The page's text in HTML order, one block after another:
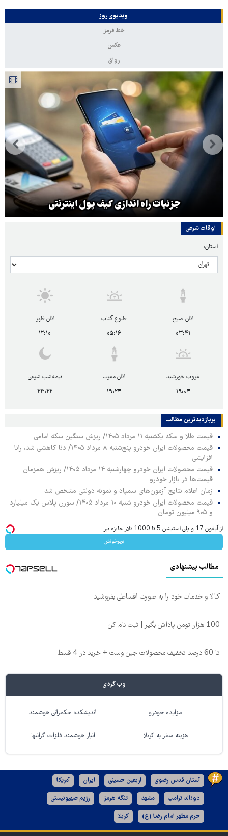
ویدیوی روز
خط قرمز
عکس
رواق
جزئیات راه اندازی کیف پول اینترنتی
اوقات شرعی
استان:
اذان صبح
۰۳:۴۱
طلوع آفتاب
۰۵:۱۶
اذان ظهر
۱۲:۱۰
غروب خورشید
۱۹:۰۴
اذان مغرب
۱۹:۲۴
نیمه‌شب شرعی
۲۳:۲۲
پربازدیدترین‌ مطالب
قیمت طلا و سکه یکشنبه ۱۱ مرداد ۱۴۰۵/ ریزش سنگین سکه امامی
قیمت محصولات ایران خودرو پنج‌شنبه ۸ مرداد ۱۴۰۵/ دنا کاهشی شد، رانا
افزایشی
قیمت محصولات ایران خودرو چهارشنبه ۱۴ مرداد ۱۴۰۵/ ریزش همزمان
قیمت‌ها در بازار خودرو
زمان اعلام نتایج آزمون‌های سمپاد و نمونه دولتی مشخص شد
قیمت محصولات ایران خودرو شنبه ۱۰ مرداد ۱۴۰۵/ سورن پلاس یک میلیارد
و ۹۰۵ میلیون تومان
از آیفون 17 و پلی استیشن 5 تا 1000 دلار جایزه ببر
بچرخونش
مطالب پیشنهادی
کالا و خدمات خود را به صورت اقساطی بفروشید
100 هزار تومن پاداش بگیر | ثبت نام کن
تا 60 درصد تخفیف محصولات جین وست + خرید در 4 قسط
وب گردی
مزایده خودرو اندیشکده حکمرانی هوشمند
هزینه سفر به کربلا انبار هوشمند فلزات گرانبها
آستان قدس رضوی اربعین حسینی ایران آمریکا
دونالد ترامپ مشهد تنگه هرمز رژیم صهیونیستی
حرم مطهر امام رضا (ع) کربلا